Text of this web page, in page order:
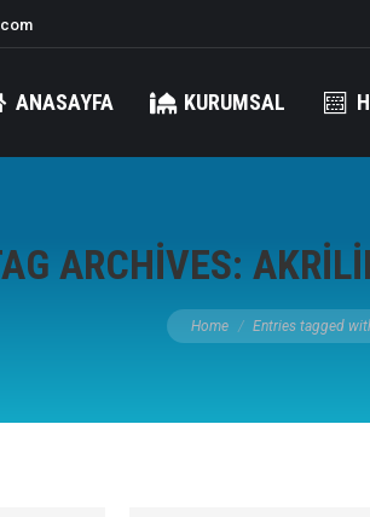
ANASAYFA KURUMSAL
ARCHIVES:
You are here:
Home Entries tagged